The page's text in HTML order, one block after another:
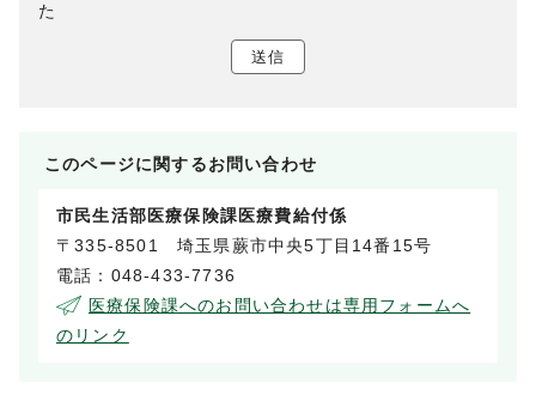
た
送信
このページに関するお問い合わせ
市民生活部医療保険課医療費給付係
〒335-8501 埼玉県蕨市中央5丁目14番15号
電話：048-433-7736
医療保険課へのお問い合わせは専用フォームへ
のリンク